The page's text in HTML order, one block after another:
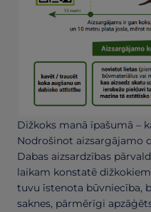
Dižkoks manā īpašumā –
Nodrošinot aizsargājamo
Dabas aizsardzības
laikam konstatē
tuvu īstenota būvniecība,
saknes, pārmērīgi